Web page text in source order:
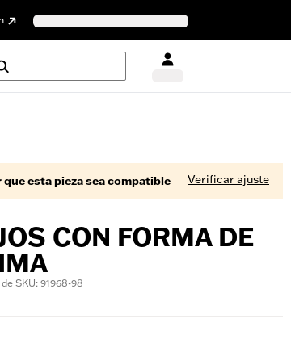
que esta pieza sea compatible Verificar ajuste
CON FORMA DE
SKU: 91968-98